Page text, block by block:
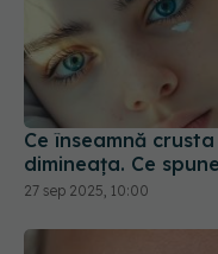
Ce înseamnă
dimineața. Ce
27 sep 2025, 10:00